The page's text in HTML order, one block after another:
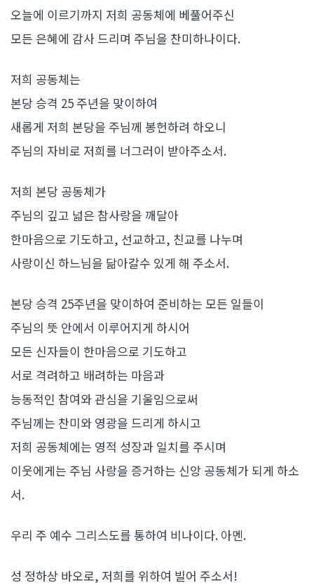
오늘에 이르기까지 저희 공동체에 베풀어주신
모든 은혜에 감사 드리며 주님을 찬미하나이다.
저희 공동체는
본당 승격 25 주년을 맞이하여
새롭게 저희 본당을 주님께 봉헌하려 하오니
주님의 자비로 저희를 너그러이 받아주소서.
저희 본당 공동체가
주님의 깊고 넓은 참사랑을 깨달아
한마음으로 기도하고, 선교하고, 친교를 나누며
사랑이신 하느님을 닮아갈수 있게 해 주소서.
본당 승격 25주년을 맞이하여 준비하는 모든 일들이
주님의 뜻 안에서 이루어지게 하시어
모든 신자들이 한마음으로 기도하고
서로 격려하고 배려하는 마음과
능동적인 참여와 관심을 기울임으로써
주님께는 찬미와 영광을 드리게 하시고
저희 공동체에는 영적 성장과 일치를 주시며
이웃에게는 주님 사랑을 증거하는 신앙 공동체가 되게 하소
서.
우리 주 예수 그리스도를 통하여 비나이다. 아멘.
성 정하상 바오로, 저희를 위하여 빌어 주소서!